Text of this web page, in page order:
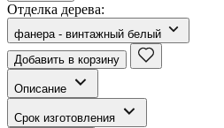
Отделка дерева:
фанера - винтажный белый
Добавить в корзину
Описание
Срок изготовления